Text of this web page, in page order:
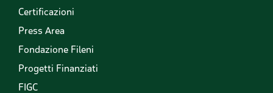
Certificazioni
Press Area
Fondazione Fileni
Progetti Finanziati
FIGC